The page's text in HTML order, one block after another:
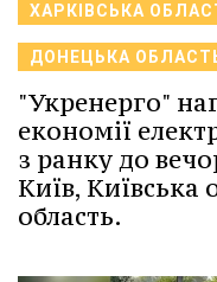
ХАРКІВСЬКА
ДОНЕЦЬКА
"Укренерго"
економії
з ранку до
Київ, Київська
область.